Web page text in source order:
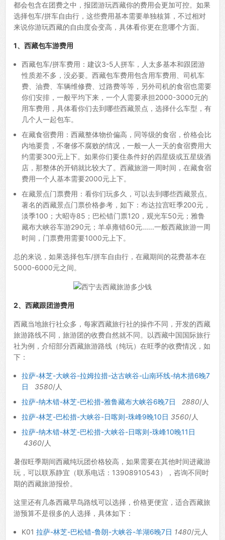
都会包含在团费之中，报团游玩西藏你的费用会更加可控。如果
选择包车/拼车自由行，这些费用基本需要单独核算，不过相对
来说你游玩西藏的自由度会变高，具体看你更在意哪个方面。
1、西藏包车游费用
西藏包车/拼车费用：建议3-5人拼车，人太多基本和跟团游
性质差不多，没必要。西藏包车费用包含用车费用、司机车
费、油费、车辆维修费、过路费等等，另外司机的食宿也需要
你们安排，一般平均下来，一个人需要承担2000-3000元的
用车费用，具体看你们去到哪些西藏景点，选择什么车型，有
几个人一起包车。
在藏食宿费用：西藏整体物价偏高，同等级的食宿，价格会比
内地要贵，不奢侈不腐败的情况，一般一人一天的食宿费用大
约需要300元上下。如果你们要住条件好的四星级或五星级酒
店，那整体的开销就比较大了。西藏旅游一周时间，在藏食宿
费用一个人基本需要2000元上下。
在藏景点门票费用：看你们玩多久，可以去到哪些西藏景点。
著名的西藏景点门票价格参考，如下：布达拉宫旺季200元，
淡季100；大昭寺85；巴松错门票120，观光车50元；雅鲁
藏布大峡谷车游290元；羊卓雍错60元......一般西藏旅游一周
时间，门票费用需要1000元上下。
总的来说，如果选择包车/拼车自由行，在藏期间的花费基本在
5000-6000元之间。
2、西藏跟团游费用
西藏当地旅行社众多，每家西藏旅行社的操作不同，开发的西藏
旅游路线不同，旅游团的收费自然就不同。以西藏中国国际旅行
社为例，介绍部分西藏旅游路线（纯玩）在旺季的收费情况，如
下：
拉萨-林芝-大峡谷-拉姆拉措-达古峡谷-山南环线-纳木措6晚7
日
3580/人
拉萨-纳木错-林芝-巴松措-雅鲁藏布大峡谷6晚7日
2880/人
拉萨-林芝-巴松措-大峡谷-日喀则-珠峰9晚10日 3560/人
拉萨-纳木错-林芝-巴松措-大峡谷-日喀则-珠峰10晚11日
4360/人
暑假旺季期间西藏纯玩团价格较高，如果需要在其他时间进藏游
玩，可以联系静宜（联系电话：13908910543），咨询不同时
期的西藏旅游报价。
这里还有几条西藏早鸟路线可以选择，价格更便宜，适合西藏旅
游预算不是很多的人选择，具体如下：
K01 拉萨-林芝-巴松错-鲁朗-大峡谷-羊湖6晚7日 1480/元人